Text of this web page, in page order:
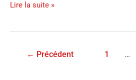
Lire la suite »
← Précédent 1 …